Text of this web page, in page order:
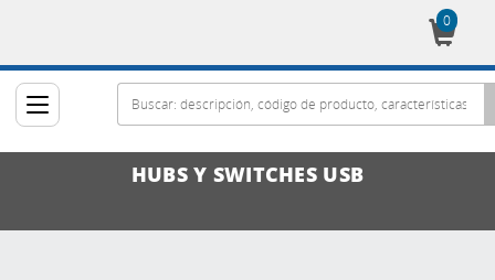
0
HUBS Y SWITCHES USB